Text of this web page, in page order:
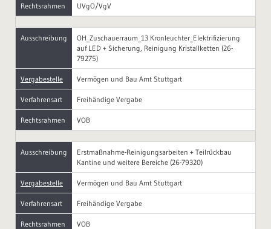
Rechtsrahmen UVgO/VgV
Ausschreibung
OH_Zuschauerraum_13 Kronleuchter_Elektrifizierung
auf LED + Sicherung, Reinigung Kristallketten (26-
79275)
Vergabestelle Vermögen und Bau Amt Stuttgart
Verfahrensart Freihändige Vergabe
Rechtsrahmen VOB
Ausschreibung
Erstmaßnahme-Reinigungsarbeiten + Teilrückbau
Kantine und weitere Bereiche (26-79320)
Vergabestelle Vermögen und Bau Amt Stuttgart
Verfahrensart Freihändige Vergabe
Rechtsrahmen VOB